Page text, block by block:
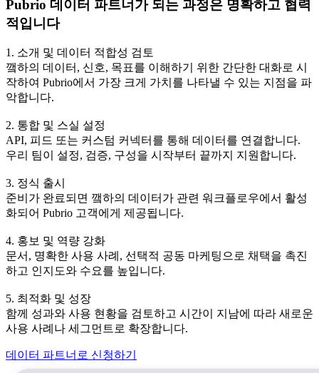
Pubrio 데이터 파트너가 되는 과정은 명확하고 협력
적입니다
1. 소개 및 데이터 적합성 검토
꺀하의 데이터, 신호, 목표를 이해하기 위한 간단한 대화로 시
작하여 Pubrio에서 가장 크게 가치를 나타낼 수 있는 지점을 파
악합니다.
2. 통합 및 스실 설정
API, 피드 또는 커스텀 커넥터를 통해 데이터를 연결합니다.
우리 팀이 설정, 검증, 구성을 시작부터 끝까지 지원합니다.
3. 정식 출시
준비가 완료되면 꺀하의 데이터가 관련 워크플로우에서 활성
화되어 Pubrio 고객에게 제공됩니다.
4. 홍보 및 역량 강화
문서, 명확한 사용 사례, 선택적 공동 마케팅으로 채택을 촉진
하고 인지도와 수요를 높입니다.
5. 최적화 및 성장
함께 성과와 사용 현황을 검토하고 시간이 지남에 따라 새로운
사용 사례나 세그먼트로 확장합니다.
데이터 파트너로 신청하기